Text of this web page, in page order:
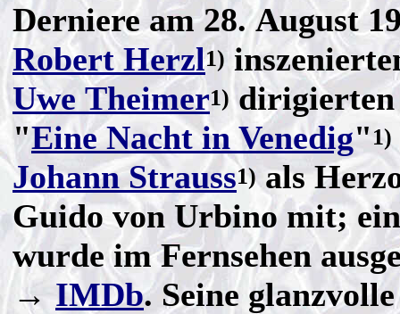
Derniere am 28. August
Robert Herzl1)
Uwe Theimer1) dirigierten
"Eine Nacht in Venedig" 1)
Johann Strauss1)als
Guido von Urbino mit;
wurde im Fernsehen
→IMDb. Seine